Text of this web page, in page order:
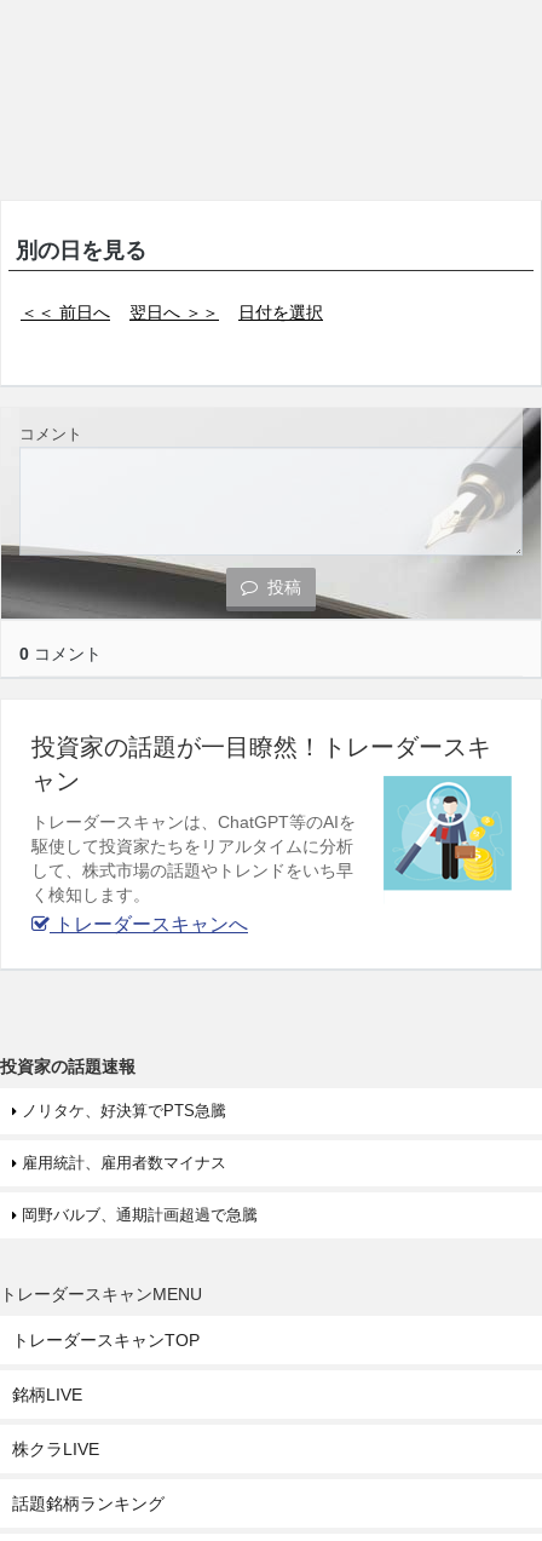
別の日を見る
＜＜ 前日へ 翌日へ ＞＞ 日付を選択
コメント
投稿
0 コメント
投資家の話題が一目瞭然！トレーダースキ
ャン
トレーダースキャンは、ChatGPT等のAIを
駆使して投資家たちをリアルタイムに分析
して、株式市場の話題やトレンドをいち早
く検知します。
トレーダースキャンへ
投資家の話題速報
ノリタケ、好決算でPTS急騰
雇用統計、雇用者数マイナス
岡野バルブ、通期計画超過で急騰
トレーダースキャンMENU
トレーダースキャンTOP
銘柄LIVE
株クラLIVE
話題銘柄ランキング